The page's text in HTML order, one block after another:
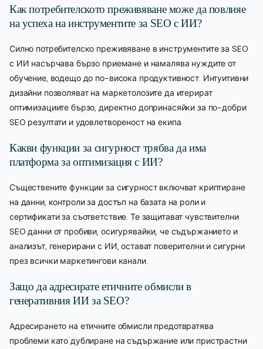
Как потребителското преживяване може да повлияе
на успеха на инструментите за SEO с ИИ?
Силно потребителско преживяване в инструментите за SEO
с ИИ насърчава бързо приемане и намалява нуждите от
обучение, водещо до по-висока продуктивност. Интуитивни
дизайни позволяват на маркетолозите да итерират
оптимизациите бързо, директно допринасяйки за по-добри
SEO резултати и удовлетвореност на екипа.
Какви функции за сигурност трябва да има
платформа за оптимизация с ИИ?
Съществените функции за сигурност включват криптиране
на данни, контроли за достъп на базата на роли и
сертификати за съответствие. Те защитават чувствителни
SEO данни от пробиви, осигурявайки, че съдържанието и
анализът, генерирани с ИИ, остават поверителни и сигурни
през всички маркетингови канали.
Защо да адресирате етичните обмисли в
генеративния ИИ за SEO?
Адресирането на етичните обмисли предотвратява
проблеми като дублиране на съдържание или пристрастни